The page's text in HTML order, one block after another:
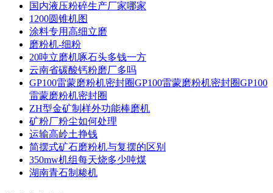
国内液压粉碎生产厂家哪家
1200圆锥机图
涂料专用高细立磨
磨粉机-细粉
20吨立磨机啄石头多钱一方
云南省碳酸钙粉磨厂多吗
GP100雷蒙磨粉机密封圈GP100雷蒙磨粉机密封圈GP100
雷蒙磨粉机密封圈
ZH型金矿制样外功能棒磨机
矿粉厂粉尘如何处理
运输高岭土挣钱
简摆式矿石磨粉机与复摆的区别
350mw机组每天烧多少吨煤
湖南青石制糁机